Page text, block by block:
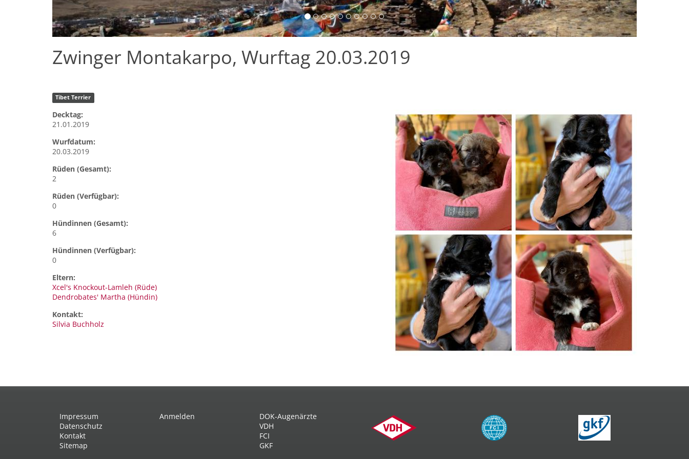
Zwinger Montakarpo, Wurftag 20.03.2019
Tibet Terrier
Decktag:
21.01.2019
Wurfdatum:
20.03.2019
Rüden (Gesamt):
2
Rüden (Verfügbar):
0
Hündinnen (Gesamt):
6
Hündinnen (Verfügbar):
0
Eltern:
Xcel's Knockout-Lamleh (Rüde)
Dendrobates' Martha (Hündin)
Kontakt:
Silvia Buchholz
Impressum
Datenschutz
Kontakt
Sitemap
Anmelden
DOK-Augenärzte
VDH
FCI
GKF